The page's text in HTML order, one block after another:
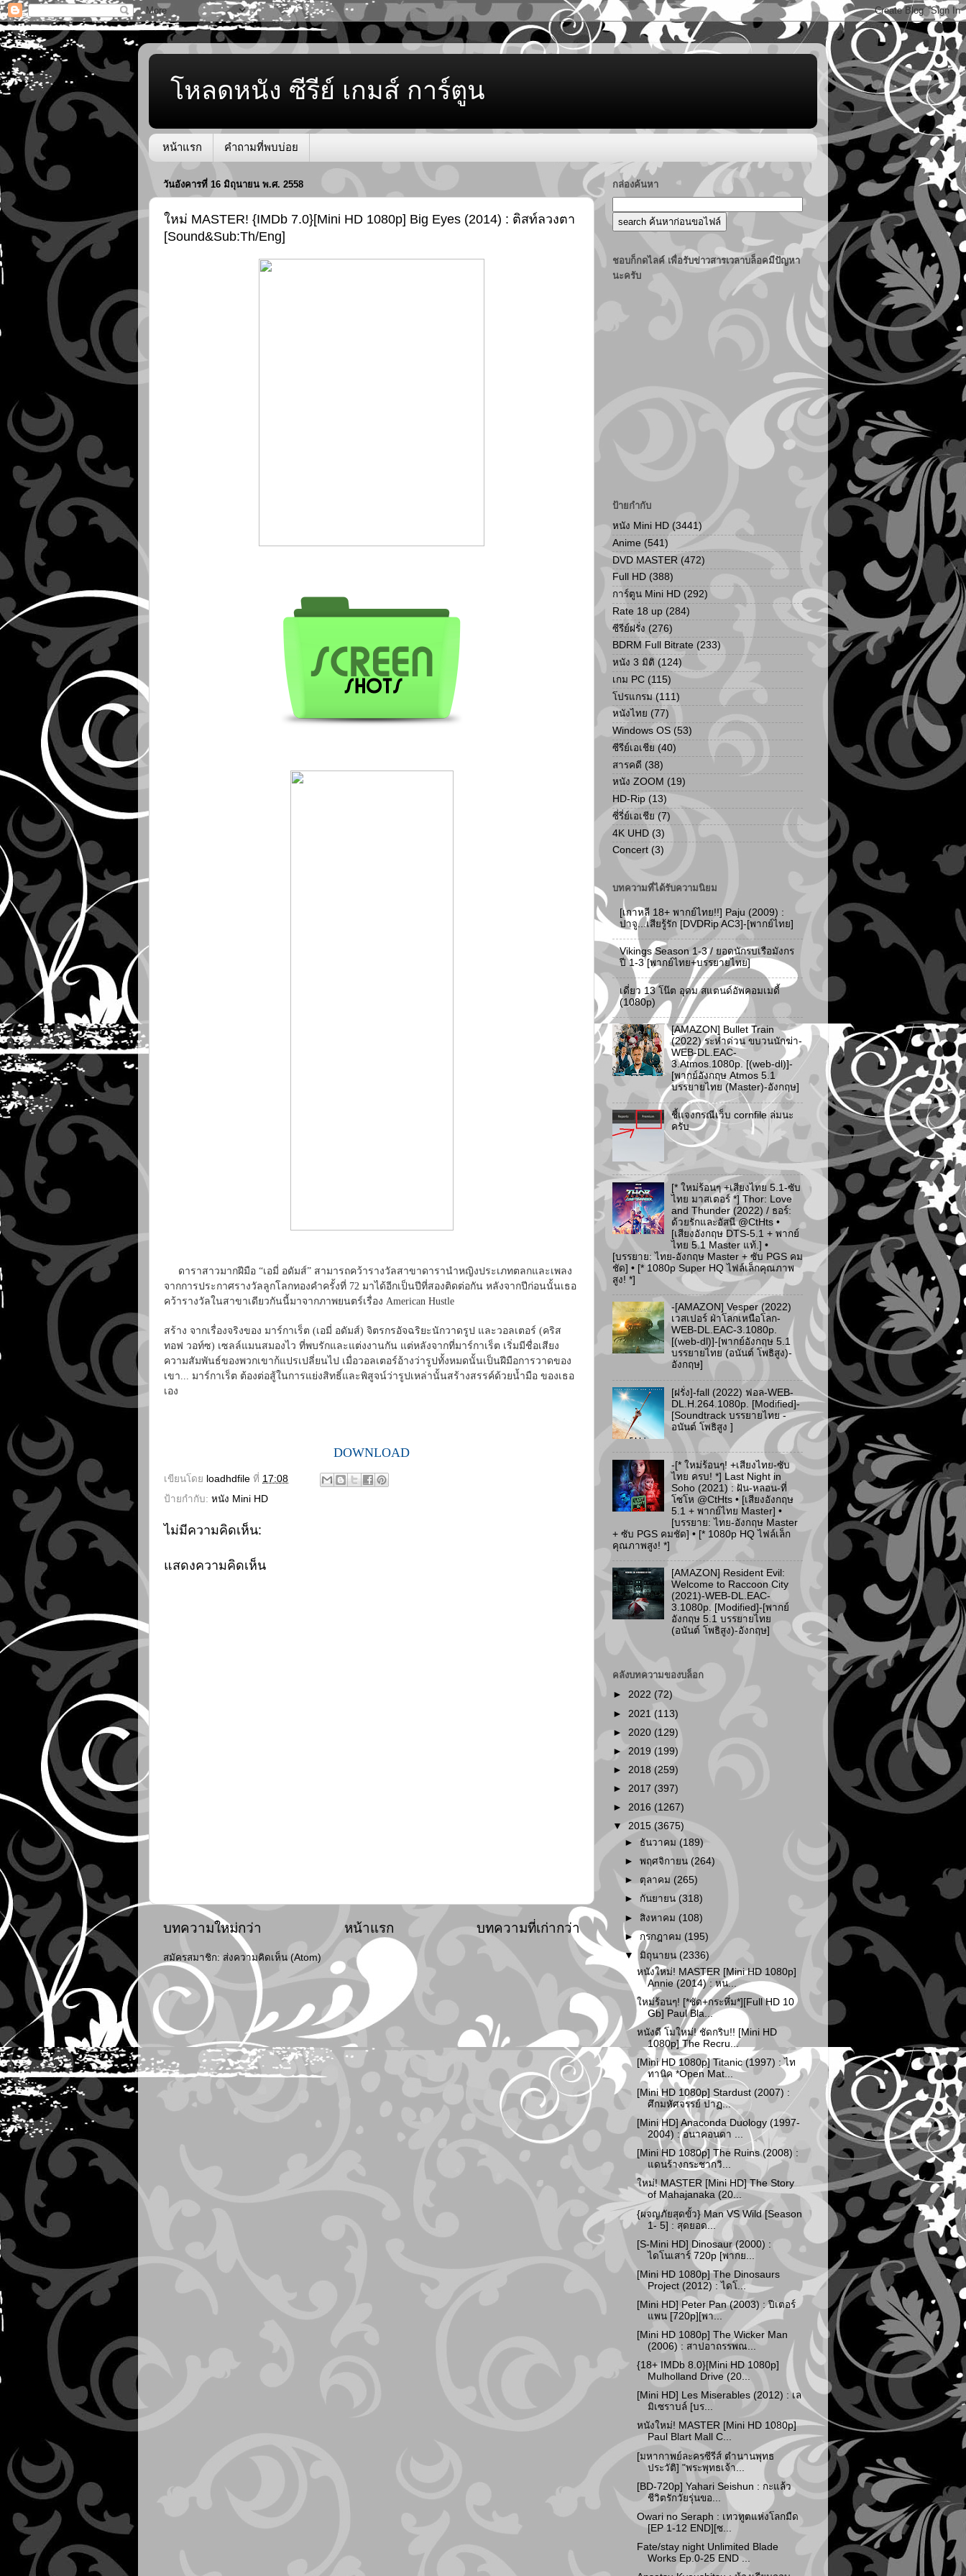
โหลดหนัง ซีรีย์ เกมส์ การ์ตูน
หน้าแรก คำถามที่พบบ่อย
วันอังคารที่ 16 มิถุนายน พ.ศ. 2558
ใหม่ MASTER! {IMDb 7.0}[Mini HD 1080p] Big Eyes (2014) : ติสท์ลวงตา
[Sound&Sub:Th/Eng]
ดาราสาวมากฝีมือ “เอมี่ อดัมส์” สามารถคว้ารางวัลสาขาดารานำหญิงประเภทตลกและเพลง
จากการประกาศรางวัลลูกโลกทองคำครั้งที่ 72 มาได้อีกเป็นปีที่สองติดต่อกัน หลังจากปีก่อนนั้นเธอ
คว้ารางวัลในสาขาเดียวกันนี้มาจากภาพยนตร์เรื่อง American Hustle
สร้าง จากเรื่องจริงของ มาร์กาเร็ต (เอมี่ อดัมส์) จิตรกรอัจฉริยะนักวาดรูป และวอลเตอร์ (คริส
ทอฟ วอท์ซ) เซลล์แมนสมองไว ที่พบรักและแต่งงานกัน แต่หลังจากที่มาร์กาเร็ต เริ่มมีชื่อเสียง
ความสัมพันธ์ของพวกเขาก้แปรเปลี่ยนไป เมื่อวอลเตอร์อ้างว่ารูปทั้งหมดนั้นเป็นฝีมือการวาดของ
เขา... มาร์กาเร็ต ต้องต่อสู้ในการแย่งสิทธิ์และพิสูจน์ว่ารูปเหล่านั้นสร้างสรรค์ด้วยน้ำมือ ของเธอ
เอง
DOWNLOAD
เขียนโดย loadhdfile ที่ 17:08
ป้ายกำกับ: หนัง Mini HD
ไม่มีความคิดเห็น:
แสดงความคิดเห็น
บทความใหม่กว่า บทความที่เก่ากว่า
หน้าแรก
สมัครสมาชิก: ส่งความคิดเห็น (Atom)
กล่องค้นหา
ชอบก็กดไลค์ เพื่อรับข่าวสารเวลาบล็อคมีปัญหา
นะครับ
ป้ายกำกับ
หนัง Mini HD (3441)
Anime (541)
DVD MASTER (472)
Full HD (388)
การ์ตูน Mini HD (292)
Rate 18 up (284)
ซีรีย์ฝรั่ง (276)
BDRM Full Bitrate (233)
หนัง 3 มิติ (124)
เกม PC (115)
โปรแกรม (111)
หนังไทย (77)
Windows OS (53)
ซีรีย์เอเชีย (40)
สารคดี (38)
หนัง ZOOM (19)
HD-Rip (13)
ซี่รี่ย์เอเชีย (7)
4K UHD (3)
Concert (3)
บทความที่ได้รับความนิยม
[เกาหลี 18+ พากย์ไทย!!] Paju (2009) :
ปาจู...เสียรู้รัก [DVDRip AC3]-[พากย์ไทย]
Vikings Season 1-3 / ยอดนักรบเรือมังกร
ปี 1-3 [พากย์ไทย+บรรยายไทย]
เดี่ยว 13 โน๊ต อุดม สแตนด์อัพคอมเมดี้
(1080p)
[AMAZON] Bullet Train
(2022) ระห่ำด่วน ขบวนนักฆ่า-
WEB-DL.EAC-
3.Atmos.1080p. [(web-dl)]-
[พากย์อังกฤษ Atmos 5.1
บรรยายไทย (Master)-อังกฤษ]
ชี้แจงกรณีเว็บ cornfile ล่มนะ
ครับ
[* ใหม่ร้อนๆ +เสียงไทย 5.1-ซับ
ไทย มาสเตอร์ *] Thor: Love
and Thunder (2022) / ธอร์:
ด้วยรักและอัสนี @CtHts •
[เสียงอังกฤษ DTS-5.1 + พากย์
ไทย 5.1 Master แท้.] •
[บรรยาย: ไทย-อังกฤษ Master + ซับ PGS คม
ชัด] • [* 1080p Super HQ ไฟล์เล็กคุณภาพ
สูง! *]
-[AMAZON] Vesper (2022)
เวสเปอร์ ฝ่าโลกเหนือโลก-
WEB-DL.EAC-3.1080p.
[(web-dl)]-[พากย์อังกฤษ 5.1
บรรยายไทย (อนันต์ โพธิสูง)-
อังกฤษ]
[ฝรั่ง]-fall (2022) ฟอล-WEB-
DL.H.264.1080p. [Modified]-
[Soundtrack บรรยายไทย -
อนันต์ โพธิสูง ]
-[* ใหม่ร้อนๆ! +เสียงไทย-ซับ
ไทย ครบ! *] Last Night in
Soho (2021) : ฝัน-หลอน-ที่
โซโห @CtHts • [เสียงอังกฤษ
5.1 + พากย์ไทย Master] •
[บรรยาย: ไทย-อังกฤษ Master
+ ซับ PGS คมชัด] • [* 1080p HQ ไฟล์เล็ก
คุณภาพสูง! *]
[AMAZON] Resident Evil:
Welcome to Raccoon City
(2021)-WEB-DL.EAC-
3.1080p. [Modified]-[พากย์
อังกฤษ 5.1 บรรยายไทย
(อนันต์ โพธิสูง)-อังกฤษ]
คลังบทความของบล็อก
► 2022 (72)
► 2021 (113)
► 2020 (129)
► 2019 (199)
► 2018 (259)
► 2017 (397)
► 2016 (1267)
▼ 2015 (3675)
► ธันวาคม(189)
►พฤศจิกายน (264)
► ตุลาคม (265)
► กันยายน (318)
►สิงหาคม (108)
► กรกฎาคม (195)
▼มิถุนายน (2336)
หนังใหม่! MASTER [Mini HD 1080p]
Annie (2014) : หน...
ใหม่ร้อนๆ! [*ชัด+กระหึ่ม*][Full HD 10
Gb] Paul Bla...
หนังดี โมใหม่! ชัดกริบ!! [Mini HD
1080p] The Recru...
[Mini HD 1080p] Titanic (1997) : ไท
ทานิค *Open Mat...
[Mini HD 1080p] Stardust (2007) :
ศึกมหัศจรรย์ ปาฏ...
[Mini HD] Anaconda Duology (1997-
2004) : อนาคอนดา ...
[Mini HD 1080p] The Ruins (2008) :
แดนร้างกระชากวิ...
ใหม่! MASTER [Mini HD] The Story
of Mahajanaka (20...
{ผจญภัยสุดขั้ว} Man VS Wild [Season
1- 5] : สุดยอด...
[S-Mini HD] Dinosaur (2000) :
ไดโนเสาร์ 720p [พากย...
[Mini HD 1080p] The Dinosaurs
Project (2012) : ไดโ...
[Mini HD] Peter Pan (2003) : ปีเตอร์
แพน [720p][พา...
[Mini HD 1080p] The Wicker Man
(2006) : สาปอาถรรพณ...
{18+ IMDb 8.0}[Mini HD 1080p]
Mulholland Drive (20...
[Mini HD] Les Miserables (2012) : เล
มิเซราบล์ [บร...
หนังใหม่! MASTER [Mini HD 1080p]
Paul Blart Mall C...
[มหากาพย์ละครซีรีส์ ตำนานพุทธ
ประวัติ] "พระพุทธเจ้า...
[BD-720p] Yahari Seishun : กะแล้ว
ชีวิตรักวัยรุ่นขอ...
Owari no Seraph : เทวทูตแห่งโลกมืด
[EP 1-12 END][ซ...
Fate/stay night Unlimited Blade
Works Ep.0-25 END ...